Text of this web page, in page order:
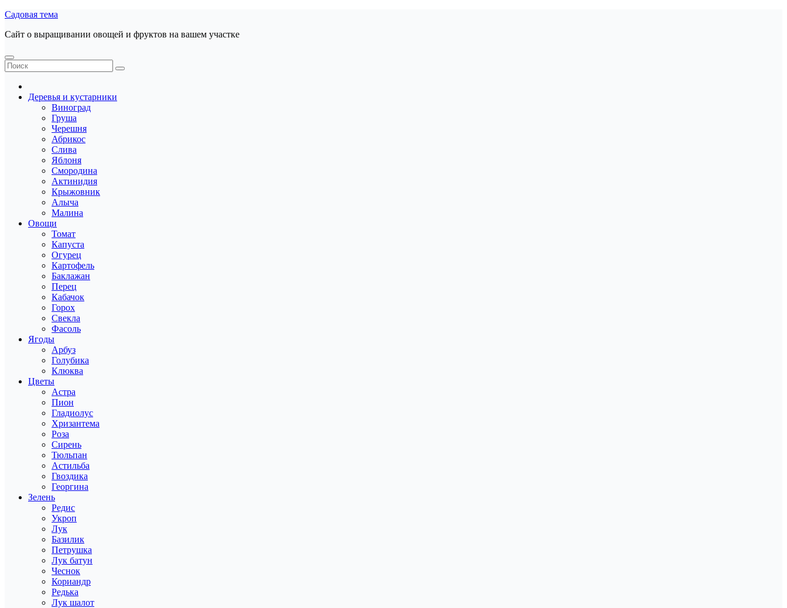
Перейти
содержанию
Садовая тема
Сайт о выращивании овощей и фруктов на вашем участке
Деревья и кустарники
Виноград
Груша
Черешня
Абрикос
Слива
Яблоня
Смородина
Актинидия
Крыжовник
Алыча
Малина
Овощи
Томат
Капуста
Огурец
Картофель
Баклажан
Перец
Кабачок
Горох
Свекла
Фасоль
Ягоды
Арбуз
Голубика
Клюква
Цветы
Астра
Пион
Гладиолус
Хризантема
Роза
Сирень
Тюльпан
Астильба
Гвоздика
Георгина
Зелень
Редис
Укроп
Лук
Базилик
Петрушка
Лук батун
Чеснок
Кориандр
Редька
Лук шалот